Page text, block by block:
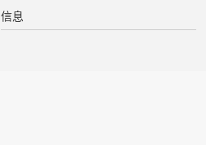
信息